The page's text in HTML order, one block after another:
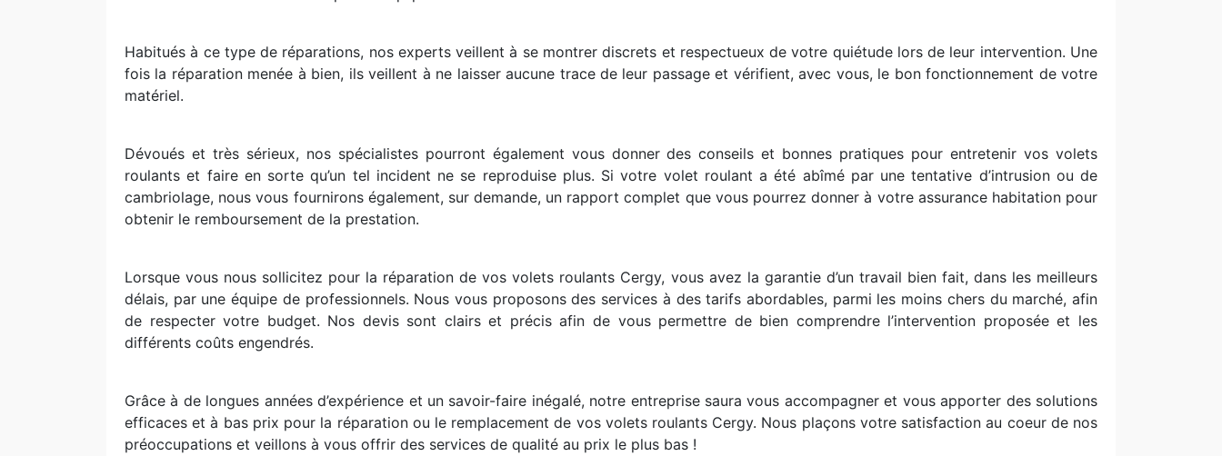
Habitués à ce type de réparations, nos experts veillent à se montrer discrets et respectueux de votre quiétude lors de leur intervention. Une
fois la réparation menée à bien, ils veillent à ne laisser aucune trace de leur passage et vérifient, avec vous, le bon fonctionnement de votre
matériel.
Dévoués et très sérieux, nos spécialistes pourront également vous donner des conseils et bonnes pratiques pour entretenir vos volets
roulants et faire en sorte qu’un tel incident ne se reproduise plus. Si votre volet roulant a été abîmé par une tentative d’intrusion ou de
cambriolage, nous vous fournirons également, sur demande, un rapport complet que vous pourrez donner à votre assurance habitation pour
obtenir le remboursement de la prestation.
Lorsque vous nous sollicitez pour la réparation de vos volets roulants Cergy, vous avez la garantie d’un travail bien fait, dans les meilleurs
délais, par une équipe de professionnels. Nous vous proposons des services à des tarifs abordables, parmi les moins chers du marché, afin
de respecter votre budget. Nos devis sont clairs et précis afin de vous permettre de bien comprendre l’intervention proposée et les
différents coûts engendrés.
Grâce à de longues années d’expérience et un savoir-faire inégalé, notre entreprise saura vous accompagner et vous apporter des solutions
efficaces et à bas prix pour la réparation ou le remplacement de vos volets roulants Cergy. Nous plaçons votre satisfaction au coeur de nos
préoccupations et veillons à vous offrir des services de qualité au prix le plus bas !